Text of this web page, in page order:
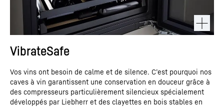
VibrateSafe
Vos vins ont besoin de calme et de silence. C’est pourquoi nos
caves à vin garantissent une conservation en douceur grâce à
des compresseurs particulièrement silencieux spécialement
développés par Liebherr et des clayettes en bois stables en